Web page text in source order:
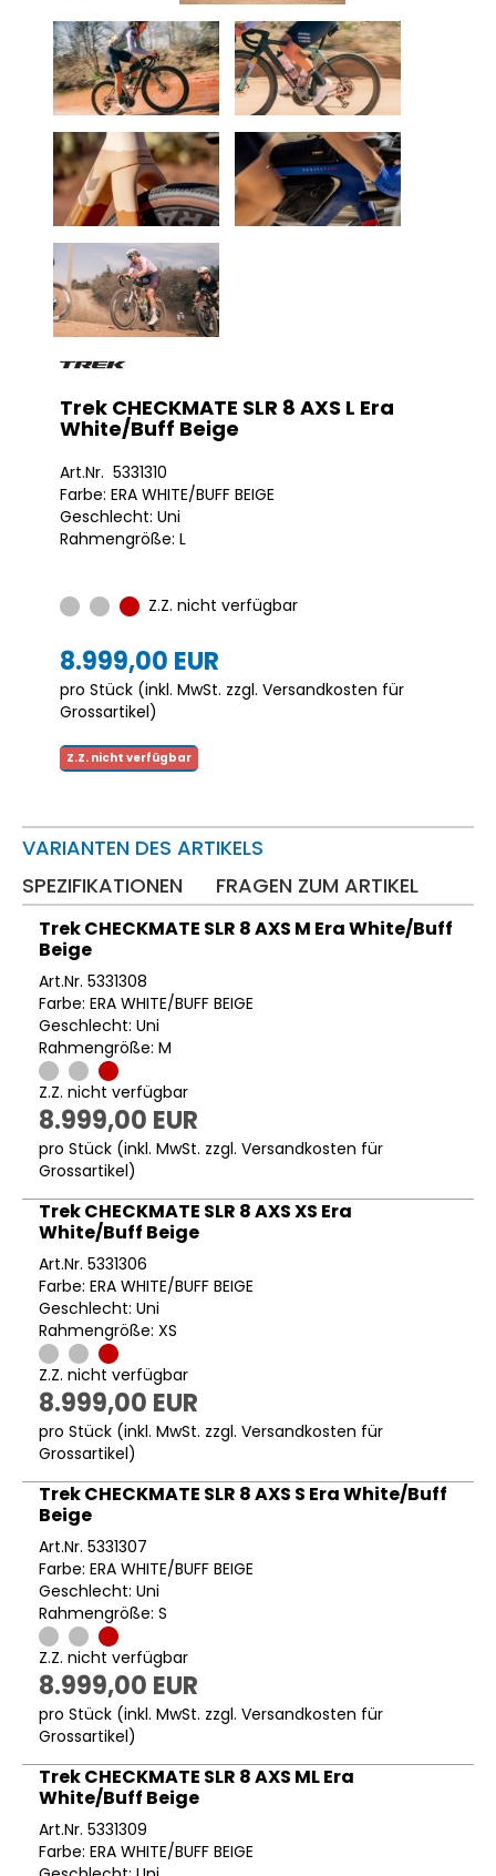
Trek CHECKMATE SLR 8 AXS L Era
White/Buff Beige
Art.Nr. 5331310
Farbe: ERA WHITE/BUFF BEIGE
Geschlecht: Uni
Rahmengröße: L
Z.Z. nicht verfügbar
8.999,00 EUR
pro Stück (inkl. MwSt. zzgl. Versandkosten für
Grossartikel)
Z.Z. nicht verfügbar
VARIANTEN DES ARTIKELS
SPEZIFIKATIONEN
FRAGEN ZUM ARTIKEL
Trek CHECKMATE SLR 8 AXS M Era White/Buff
Beige
Art.Nr. 5331308
Farbe: ERA WHITE/BUFF BEIGE
Geschlecht: Uni
Rahmengröße: M
Z.Z. nicht verfügbar
8.999,00 EUR
pro Stück (inkl. MwSt. zzgl. Versandkosten für
Grossartikel)
Trek CHECKMATE SLR 8 AXS XS Era
White/Buff Beige
Art.Nr. 5331306
Farbe: ERA WHITE/BUFF BEIGE
Geschlecht: Uni
Rahmengröße: XS
Z.Z. nicht verfügbar
8.999,00 EUR
pro Stück (inkl. MwSt. zzgl. Versandkosten für
Grossartikel)
Trek CHECKMATE SLR 8 AXS S Era White/Buff
Beige
Art.Nr. 5331307
Farbe: ERA WHITE/BUFF BEIGE
Geschlecht: Uni
Rahmengröße: S
Z.Z. nicht verfügbar
8.999,00 EUR
pro Stück (inkl. MwSt. zzgl. Versandkosten für
Grossartikel)
Trek CHECKMATE SLR 8 AXS ML Era
White/Buff Beige
Art.Nr. 5331309
Farbe: ERA WHITE/BUFF BEIGE